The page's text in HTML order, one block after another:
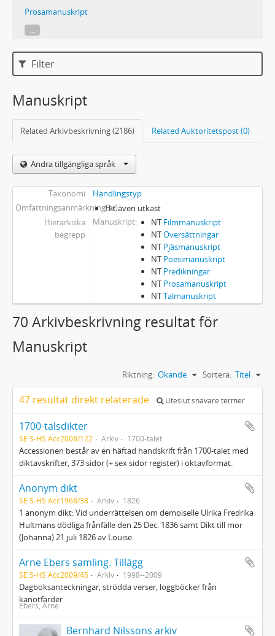
Prosamanuskript
...
Filter
Manuskript
Related Arkivbeskrivning (2186) Related Auktoritetspost (0)
Andra tillgängliga språk
Taxonomi
Handlingstyp
Omfattningsanmärkning(ar)Hit även utkast
Hierarkiska
begrepp
Manuskript NT Filmmanuskript
NTÖversättningar
NT Pjäsmanuskript
NT Poesimanuskript
NT Predikningar
NT Prosamanuskript
NTTalmanuskript
70 Arkivbeskrivning resultat för
Manuskript
Sortera: Titel
Riktning: Ökande
47 resultat direkt relaterade Uteslut snävare termer
1700-talsdikter
SE S-HS Acc2008/122 Arkiv 1700-talet
Accessionen består av en häftad handskrift från 1700-talet med
diktavskrifter, 373 sidor (+ sex sidor register) i oktavformat.
Anonym dikt
SE S-HS Acc1968/38 Arkiv 1826
1 anonym dikt: Vid underrättelsen om demoiselle Ulrika Fredrika
Hultmans dödliga frånfälle den 25 Dec. 1836 samt Dikt till mor
(Johanna) 21 juli 1826 av Louise.
Arne Ebers samling. Tillägg
SE S-HS Acc2009/45 Arkiv 1998--2009
Dagboksanteckningar, strödda verser, loggböcker från
kanotfärder
Ebers, Arne
Bernhard Nilssons arkiv